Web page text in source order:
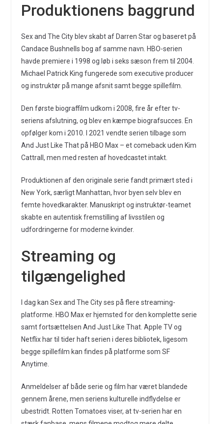
Produktionens baggrund
Sex and The City blev skabt af Darren Star og baseret på
Candace Bushnells bog af samme navn. HBO-serien
havde premiere i 1998 og løb i seks sæson frem til 2004.
Michael Patrick King fungerede som executive producer
og instruktør på mange afsnit samt begge spillefilm.
Den første biograffilm udkom i 2008, fire år efter tv-
seriens afslutning, og blev en kæmpe biografsucces. En
opfølger kom i 2010. I 2021 vendte serien tilbage som
And Just Like That på HBO Max – et comeback uden Kim
Cattrall, men med resten af hovedcastet intakt.
Produktionen af den originale serie fandt primært sted i
New York, særligt Manhattan, hvor byen selv blev en
femte hovedkarakter. Manuskript og instruktør-teamet
skabte en autentisk fremstilling af livsstilen og
udfordringerne for moderne kvinder.
Streaming og
tilgængelighed
I dag kan Sex and The City ses på flere streaming-
platforme. HBO Max er hjemsted for den komplette serie
samt fortsættelsen And Just Like That. Apple TV og
Netflix har til tider haft serien i deres bibliotek, ligesom
begge spillefilm kan findes på platforme som SF
Anytime.
Anmeldelser af både serie og film har været blandede
gennem årene, men seriens kulturelle indflydelse er
ubestridt. Rotten Tomatoes viser, at tv-serien har en